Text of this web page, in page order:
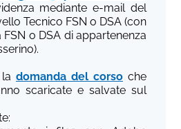
mediante e-mail del
Tecnico FSN o DSA (con
o DSA di appartenenza
domanda del corso che
scaricate e salvate sul